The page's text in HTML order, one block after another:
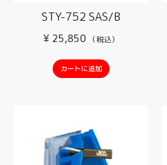
STY-752 SAS/B
¥ 25,850 （税込）
カートに追加